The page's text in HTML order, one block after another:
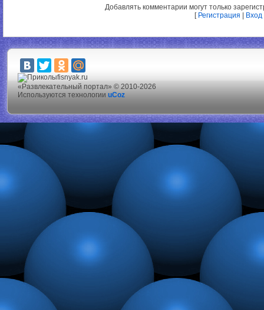
Добавлять комментарии могут только
[ Регистрация Вход
fisnyak.ru
«Развлекательный портал» © 2010-2026
Используются технологии uCoz